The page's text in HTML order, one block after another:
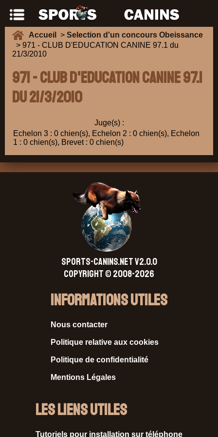
Accueil > Selection d'un concours Obeissance
> 971 - CLUB D'EDUCATION CANINE 97.1 du
21/3/2010
971 - CLUB D'EDUCATION CANINE 97.1
du 21/3/2010
Juge(s) :
Echelon 3 : 0 chien(s), Echelon 2 : 0 chien(s), Echelon
1 : 0 chien(s), Brevet : 0 chien(s)
SPORTS-CANINS.NET V2.0.0
Copyright © 2008-2026
Informations Utiles
Nous contacter
Politique relative aux cookies
Politique de confidentialité
Mentions Légales
Les liens utiles
Tutoriels pour installation sur téléphone